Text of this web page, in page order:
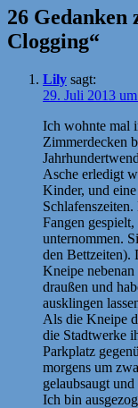
26
Clogging“
Lily sagt:
29. Juli 2013
Ich wohnte mal
Zimmerdecken
Asche erledigt
Kinder, und
Fangen
unternommen.
den Bettzeiten).
Kneipe
draußen und
ausklingen
Als die Kneipe
die Stadtwerke
Parkplatz
morgens um
gelaubsaugt
Ich bin